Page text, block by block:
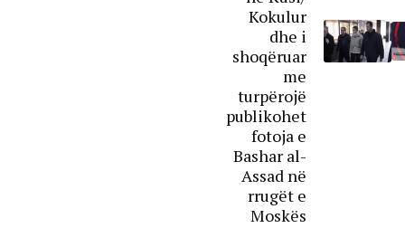
Kokulur
dhe i
shoqëruar
me
turpërojë
publikohet
fotoja e
Bashar al-
Assad në
rrugët e
Moskës